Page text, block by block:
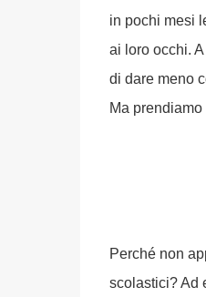
in pochi mesi
ai loro occhi.
di dare meno
Ma
Perché non
scolastici? Ad